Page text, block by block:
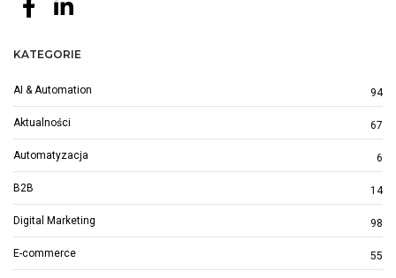
KATEGORIE
AI & Automation 94
Aktualności 67
Automatyzacja 6
B2B 14
Digital Marketing 98
E-commerce 55